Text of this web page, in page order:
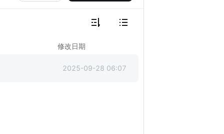
修改日期
2025-09-28 06:07